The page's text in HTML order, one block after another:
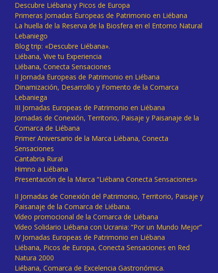
Descubre Liébana y Picos de Europa
Primeras Jornadas Europeas de Patrimonio en Liébana
La huella de la Reserva de la Biosfera en el Entorno Natural
Lebaniego
Blog trip: «Descubre Liébana».
Liébana, Vive tu Experiencia
Liébana, Conecta Sensaciones
II Jornada Europeas de Patrimonio en Liébana
Dinamización, Desarrollo y Fomento de la Comarca
Lebaniega
III Jornadas Europeas de Patrimonio en Liébana
Jornadas de Conexión, Territorio, Paisaje y Paisanaje de la
Comarca de Liébana
Primer Aniversario de la Marca Liébana, Conecta
Sensaciones
Cantabria Rural
Himno a Liébana
Presentación de la Marca “Liébana Conecta Sensaciones»
II Jornadas de Conexión del Patrimonio, Territorio, Paisaje y
Paisanaje de la Comarca de Liébana.
Vídeo promocional de la Comarca de Liébana
Vídeo Solidario Liébana con Ucrania: “Por un Mundo Mejor”
IV Jornadas Europeas de Patrimonio en Liébana
Liébana, Picos de Europa, Conecta Sensaciones en Red
Natura 2000
Liébana, Comarca de Excelencia Gastronómica.